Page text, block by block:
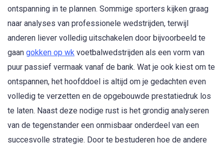
ontspanning in te plannen. Sommige sporters kijken graag
naar analyses van professionele wedstrijden, terwijl
anderen liever volledig uitschakelen door bijvoorbeeld te
gaan gokken op wk voetbalwedstrijden als een vorm van
puur passief vermaak vanaf de bank. Wat je ook kiest om te
ontspannen, het hoofddoel is altijd om je gedachten even
volledig te verzetten en de opgebouwde prestatiedruk los
te laten. Naast deze nodige rust is het grondig analyseren
van de tegenstander een onmisbaar onderdeel van een
succesvolle strategie. Door te bestuderen hoe de andere